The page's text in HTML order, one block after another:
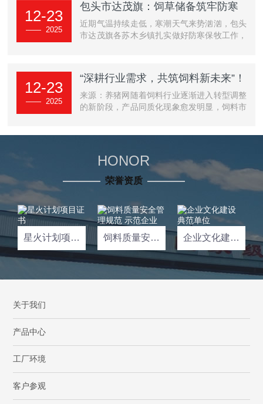
12-23
—— 2025
包头市达茂旗：饲草储备筑牢防寒
保牧网
近期气温持续走低，寒潮天气来势汹汹，包头
市达茂旗各苏木乡镇扎实做好防寒保牧工作，
12-23
—— 2025
“深耕行业需求，共筑饲料新未来”！
通威坚守产品稳定，质量如一！
来源：养猪网随着饲料行业逐渐进入转型调整
的新阶段，产品同质化现象愈发明显，饲料市
HONOR
————荣誉资质 ————
星火计划项目证书 饲料质量安全管理规范 示范企业 企业文化建设 典范单位
关于我们
产品中心
工厂环境
客户参观